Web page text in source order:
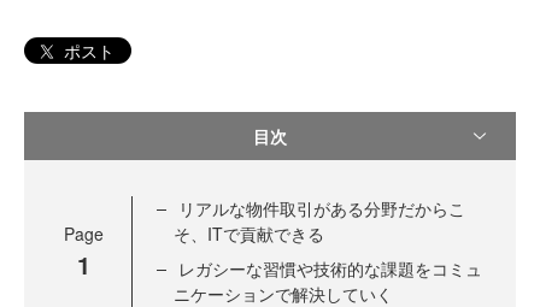
ポスト
目次
Page
1
リアルな物件取引がある分野だからこ
そ、ITで貢献できる
レガシーな習慣や技術的な課題をコミュ
ニケーションで解決していく